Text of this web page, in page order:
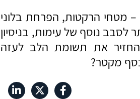
– מטחי הרקטות, הפרחת בלוני
נוסף של עימות, בניסיון
את תשומת הלב לעזה
מקטר?